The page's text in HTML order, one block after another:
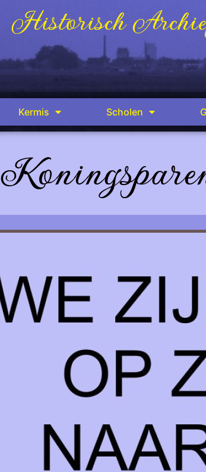
Historisch
Kermis Scholen